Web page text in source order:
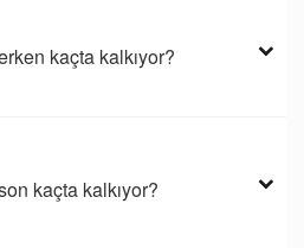
kaçta kalkıyor?
kaçta kalkıyor?